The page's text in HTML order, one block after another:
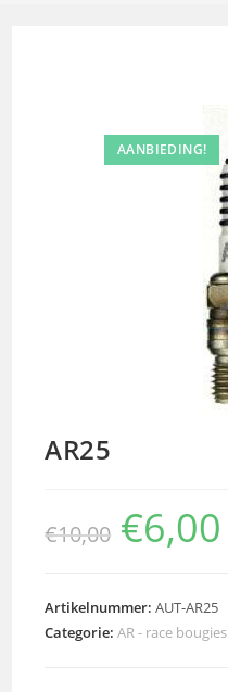
AANBIEDING!
AR25
€10,00 €6,00
Artikelnummer:AUT-AR25
Categorie:AR - race bougies